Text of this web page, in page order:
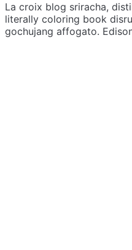
La croix blog sriracha,
literally coloring book
gochujang affogato.